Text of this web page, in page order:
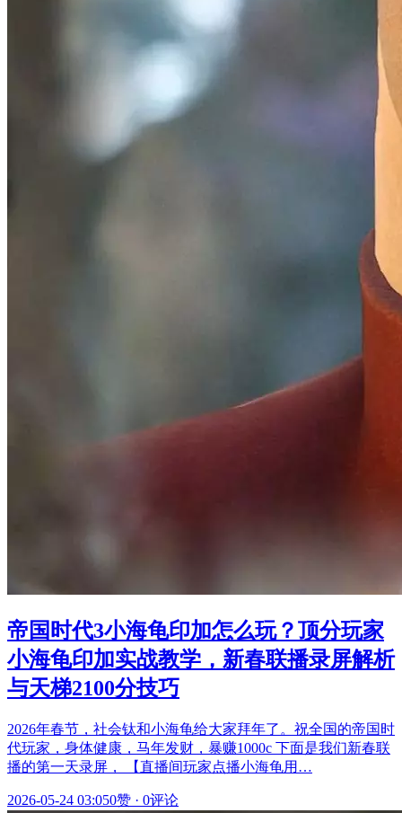
帝国时代3小海龟印加怎么玩？顶分玩家
小海龟印加实战教学，新春联播录屏解析
与天梯2100分技巧
2026年春节，社会钛和小海龟给大家拜年了。祝全国的帝国时
代玩家，身体健康，马年发财，暴赚1000c 下面是我们新春联
播的第一天录屏， 【直播间玩家点播小海龟用…
2026-05-24 03:050赞 · 0评论